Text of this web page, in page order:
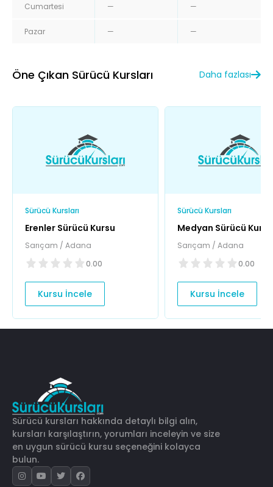
Cumartesi — —
Pazar — —
Öne Çıkan Sürücü Kursları Daha fazlası
Sürücü Kursları
Erenler Sürücü Kursu
Sarıçam / Adana
0.00
Kursu İncele
Sürücü Kursları
Medyan Sürücü Kursu
Sarıçam / Adana
0.00
Kursu İncele
Sürücü kursları hakkında detaylı bilgi alın,
kursları karşılaştırın, yorumları inceleyin ve size
en uygun sürücü kursu seçeneğini kolayca
bulun.